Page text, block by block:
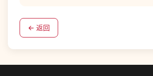
← 返回